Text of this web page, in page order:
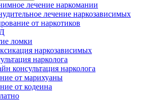
лечение наркомании
лечение наркозависимых
от наркотиков
ломки
наркозависимых
нарколога
консультация нарколога
от марихуаны
от кодеина